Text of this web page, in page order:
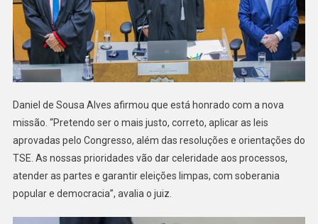
Daniel de Sousa Alves afirmou que está honrado com a nova
missão. “Pretendo ser o mais justo, correto, aplicar as leis
aprovadas pelo Congresso, além das resoluções e orientações do
TSE. As nossas prioridades vão dar celeridade aos processos,
atender as partes e garantir eleições limpas, com soberania
popular e democracia”, avalia o juiz.